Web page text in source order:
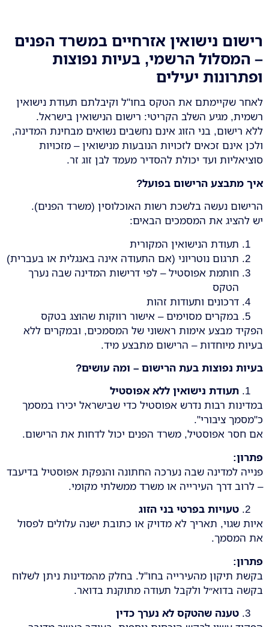
רישום נישואין אזרחיים במשרד הפנים
– המסלול הרשמי, בעיות נפוצות
ופתרונות יעילים
לאחר שקיימתם את הטקס בחו"ל וקיבלתם תעודת נישואין
רשמית, מגיע השלב הקריטי: רישום הנישואין בישראל.
ללא רישום, בני הזוג אינם נחשבים נשואים מבחינת המדינה,
ולכן אינם זכאים לזכויות הנובעות מנישואין – מזכויות
סוציאליות ועד יכולת להסדיר מעמד לבן זוג זר.
איך מתבצע הרישום בפועל?
הרישום נעשה בלשכת רשות האוכלוסין (משרד הפנים).
יש להציג את המסמכים הבאים:
תעודת הנישואין המקורית
תרגום נוטריוני (אם התעודה אינה באנגלית או בעברית)
חותמת אפוסטיל – לפי דרישות המדינה שבה נערך
הטקס
דרכונים ותעודות זהות
במקרים מסוימים – אישור רווקות שהוצג בטקס
הפקיד מבצע אימות ראשוני של המסמכים, ובמקרים ללא
בעיות מיוחדות – הרישום מתבצע מיד.
בעיות נפוצות בעת הרישום – ומה עושים?
תעודת נישואין ללא אפוסטיל
במדינות רבות נדרש אפוסטיל כדי שבישראל יכירו במסמך
כ"מסמך ציבורי".
אם חסר אפוסטיל, משרד הפנים יכול לדחות את הרישום.
פתרון:
פנייה למדינה שבה נערכה החתונה והנפקת אפוסטיל בדיעבד
– לרוב דרך העירייה או משרד ממשלתי מקומי.
טעויות בפרטי בני הזוג
איות שגוי, תאריך לא מדויק או כתובת ישנה עלולים לפסול
את המסמך.
פתרון:
בקשת תיקון מהעירייה בחו"ל. בחלק מהמדינות ניתן לשלוח
בקשה בדוא״ל ולקבל תעודה מתוקנת בדואר.
טענה שהטקס לא נערך כדין